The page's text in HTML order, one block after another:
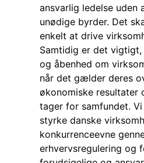
ansvarlig ledelse uden
unødige byrder. Det
enkelt at drive
Samtidig er det
og åbenhed om
når det gælder deres
økonomiske resultater
tager for samfundet.
styrke danske
konkurrenceevne
erhvervsregulering og